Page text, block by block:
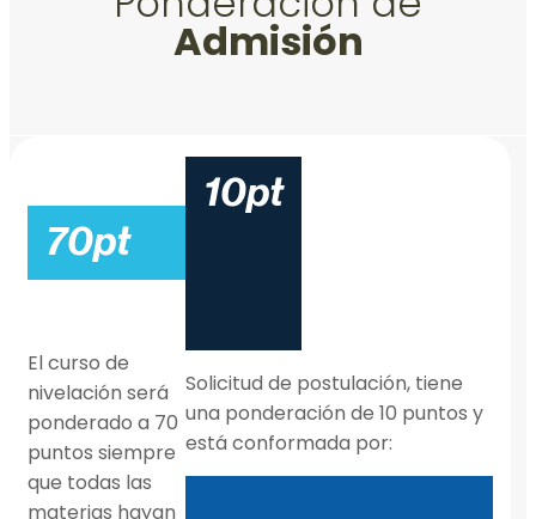
Admisión
70pt
El curso de
nivelación será
ponderado a 70
puntos siempre
que todas las
materias hayan
10pt
Solicitud de postulación, tiene
una ponderación de 10 puntos y
está conformada por: